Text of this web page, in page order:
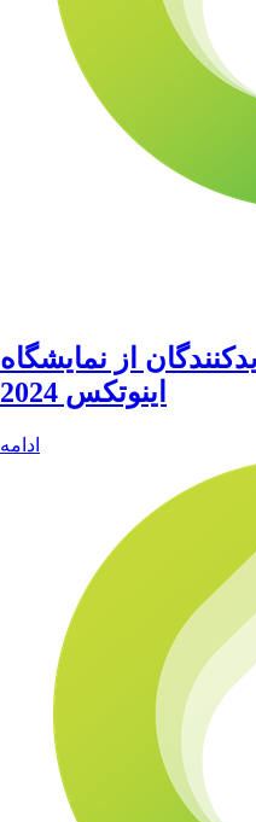
از نمایشگاه
اینوتکس 2024
ادامه